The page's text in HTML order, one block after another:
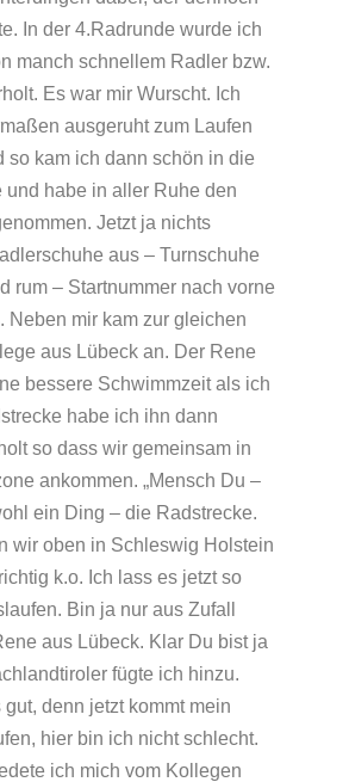
In der 4.Radrunde wurde ich
manch schnellem Radler bzw.
Es war mir Wurscht. Ich
ausgeruht zum Laufen
so kam ich dann schön in die
und habe in aller Ruhe den
Jetzt ja nichts
aus – Turnschuhe
rum – Startnummer nach vorne
Neben mir kam zur gleichen
aus Lübeck an. Der Rene
bessere Schwimmzeit als ich
habe ich ihn dann
so dass wir gemeinsam in
ankommen. „Mensch Du –
ein Ding – die Radstrecke.
wir oben in Schleswig Holstein
k.o. Ich lass es jetzt so
Bin ja nur aus Zufall
aus Lübeck. Klar Du bist ja
fügte ich hinzu.
denn jetzt kommt mein
hier bin ich nicht schlecht.
ich mich vom Kollegen